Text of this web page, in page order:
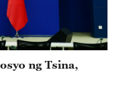
ng Tsina,